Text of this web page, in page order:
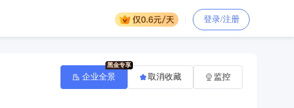
登录/注册
企业全景 取消收藏 监控